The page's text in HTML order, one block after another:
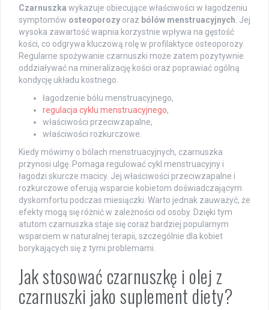
Czarnuszka wykazuje obiecujące właściwości w łagodzeniu
symptomów osteoporozy oraz bólów menstruacyjnych . Jej
wysoka zawartość wapnia korzystnie wpływa na gęstość
kości, co odgrywa kluczową rolę w profilaktyce osteoporozy.
Regularne spożywanie czarnuszki może zatem pozytywnie
oddziaływać na mineralizację kości oraz poprawiać ogólną
kondycję układu kostnego.
łagodzenie bólu menstruacyjnego,
regulacja cyklu menstruacyjnego,
właściwości przeciwzapalne,
właściwości rozkurczowe.
Kiedy mówimy o bólach menstruacyjnych, czarnuszka
przynosi ulgę. Pomaga regulować cykl menstruacyjny i
łagodzi skurcze macicy. Jej właściwości przeciwzapalne i
rozkurczowe oferują wsparcie kobietom doświadczającym
dyskomfortu podczas miesiączki. Warto jednak zauważyć, że
efekty mogą się różnić w zależności od osoby. Dzięki tym
atutom czarnuszka staje się coraz bardziej popularnym
wsparciem w naturalnej terapii, szczególnie dla kobiet
borykających się z tymi problemami.
Jak stosować czarnuszkę i olej z
czarnuszki jako suplement diety?